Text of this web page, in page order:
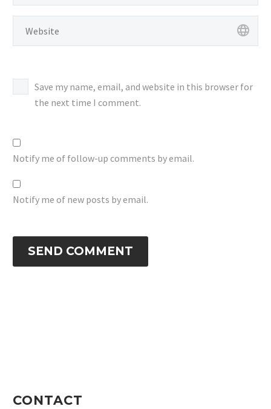
genset berkualitas
Save my name, email, and website in this browser for
the next time I comment.
Notify me of follow-up comments by email.
Notify me of new posts by email.
SEND COMMENT
CONTACT